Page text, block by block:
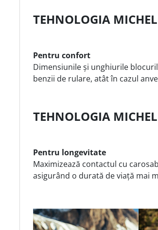
TEHNOLOGIA
Pentru confort
Dimensiunile și unghiurile
benzii de rulare, atât în cazul
TEHNOLOGIA
Pentru longevitate
Maximizează contactul cu
asigurând o durată de viață mai